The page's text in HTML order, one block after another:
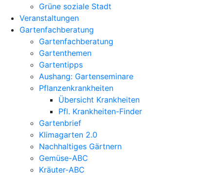
Grüne soziale Stadt
Veranstaltungen
Gartenfachberatung
Gartenfachberatung
Gartenthemen
Gartentipps
Aushang: Gartenseminare
Pflanzenkrankheiten
Übersicht Krankheiten
Pfl. Krankheiten-Finder
Gartenbrief
Klimagarten 2.0
Nachhaltiges Gärtnern
Gemüse-ABC
Kräuter-ABC